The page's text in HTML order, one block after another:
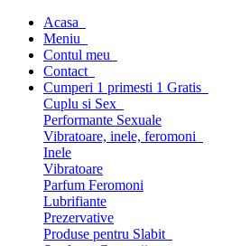
Acasa
Meniu
Contul meu
Contact
Cumperi 1 primesti 1 Gratis
Cuplu si Sex
Performante Sexuale
Vibratoare, inele, feromoni
Inele
Vibratoare
Parfum Feromoni
Lubrifiante
Prezervative
Produse pentru Slabit